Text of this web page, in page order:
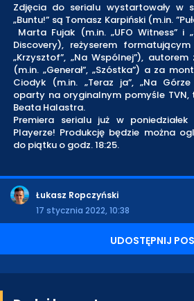
Zdjęcia do serialu wystartowały w
„Buntu!” są Tomasz Karpiński (m.in.
Marta Fujak (m.in. „UFO Witness” i
Discovery), reżyserem
„Krzysztof”, „Na Wspólnej”),
(m.in. „Generał”, „Szóstka”) a za
Ciodyk (m.in. „Teraz ja”, „Na Górze
oparty na oryginalnym pomyśle TVN,
Beata Halastra.
Premiera serialu już w
Playerze! Produkcję będzie można
do piątku o godz. 18:25.
Łukasz Ropczyński
17 stycznia 2022, 10:38
UDOSTĘPNIJ